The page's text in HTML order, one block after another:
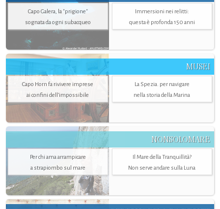
Capo Galera, la "prigione"
sognata da ogni subacqueo
Immersioni nei relitti:
questa è profonda 150 anni
MUSEI
Capo Horn fa rivivere imprese
ai confini dell’impossibile
La Spezia. per navigare
nella storia della Marina
NONSOLOMARE
Per chi ama arrampicare
a strapiombo sul mare
Il Mare della Tranquillità?
Non serve andare sulla Luna